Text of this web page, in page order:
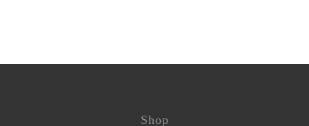
Shop